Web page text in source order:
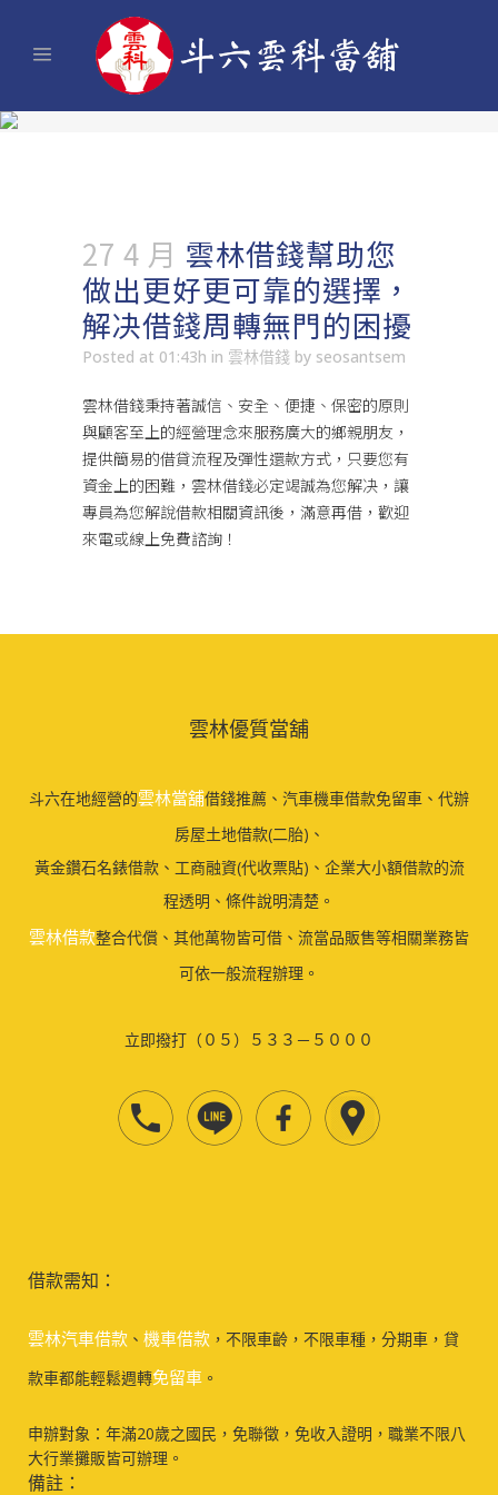
27 4 月 雲林借錢幫助您
做出更好更可靠的選擇，
解决借錢周轉無門的困擾
Posted at 01:43h in 雲林借錢 by seosantsem
雲林借錢秉持著誠信、安全、便捷、保密的原則
與顧客至上的經營理念來服務廣大的鄉親朋友，
提供簡易的借貸流程及彈性還款方式，只要您有
資金上的困難，雲林借錢必定竭誠為您解决，讓
專員為您解說借款相關資訊後，滿意再借，歡迎
來電或線上免費諮詢！
雲林優質當舖
斗六在地經營的雲林當舖借錢推薦、汽車機車借款免留車、代辦
房屋土地借款(二胎)、
黃金鑽石名錶借款、工商融資(代收票貼)、企業大小額借款的流
程透明、條件說明清楚。
雲林借款整合代償、其他萬物皆可借、流當品販售等相關業務皆
可依一般流程辦理。
立即撥打（０５）５３３－５０００
借款需知：
雲林汽車借款 、 機車借款 ，不限車齡，不限車種，分期車，貸
款車都能輕鬆週轉免留車 。
申辦對象：年滿20歲之國民，免聯徵，免收入證明，職業不限八
大行業攤販皆可辦理。
備註：